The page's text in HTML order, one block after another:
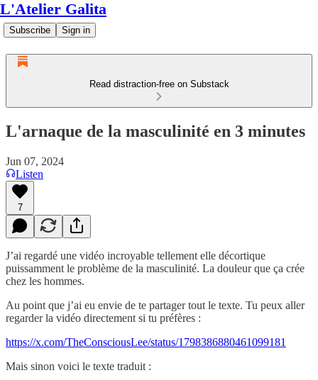
L'Atelier Galita
Subscribe Sign in
Read distraction-free on Substack
L'arnaque de la masculinité en 3 minutes
Jun 07, 2024
Listen
7
J’ai regardé une vidéo incroyable tellement elle décortique
puissamment le problème de la masculinité. La douleur que ça crée
chez les hommes.
Au point que j’ai eu envie de te partager tout le texte. Tu peux aller
regarder la vidéo directement si tu préfères :
https://x.com/TheConsciousLee/status/1798386880461099181
Mais sinon voici le texte traduit :